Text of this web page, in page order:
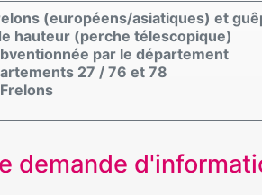
(européens/asiatiques) et
hauteur (perche télescopique)
par le département
27 / 76 et 78
demande